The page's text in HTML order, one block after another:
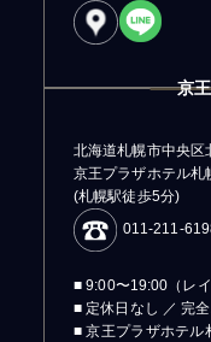
京
北海道札幌市中央区
京王プラザホテル札
(札幌駅徒歩5分)
011-211-
■ 9:00〜19:00（レ
■ 定休日なし ／ 完
■ 京王プラザホテル